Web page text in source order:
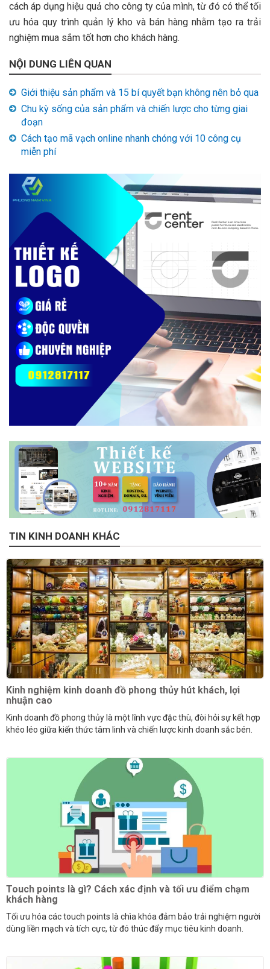
cách áp dụng hiệu quả cho công ty của mình, từ đó có thể tối
ưu hóa quy trình quản lý kho và bán hàng nhằm tạo ra trải
nghiệm mua sắm tốt hơn cho khách hàng.
NỘI DUNG LIÊN QUAN
Giới thiệu sản phẩm và 15 bí quyết bạn không nên bỏ qua
Chu kỳ sống của sản phẩm và chiến lược cho từng giai
đoạn
Cách tạo mã vạch online nhanh chóng với 10 công cụ
miễn phí
TIN KINH DOANH KHÁC
Kinh nghiệm kinh doanh đồ phong thủy hút khách, lợi
nhuận cao
Kinh doanh đồ phong thủy là một lĩnh vực đặc thù, đòi hỏi sự kết hợp
khéo léo giữa kiến thức tâm linh và chiến lược kinh doanh sắc bén.
Touch points là gì? Cách xác định và tối ưu điểm chạm
khách hàng
Tối ưu hóa các touch points là chìa khóa đảm bảo trải nghiệm người
dùng liền mạch và tích cực, từ đó thúc đẩy mục tiêu kinh doanh.